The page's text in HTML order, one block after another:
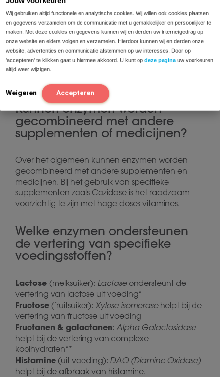
Wij gebruiken altijd functionele en analytische cookies. Wij willen ook cookies plaatsen
en gegevens verzamelen om de communicatie met u gemakkelijker en persoonlijker te
maken. Met deze cookies en gegevens kunnen wij en derden uw internetgedrag op
onze website en elders volgen en verzamelen. Hierdoor kunnen wij en derden onze
website, advertenties en communicatie afstemmen op uw interesses. Door op
'accepteren' te klikken gaat u hiermee akkoord. U kunt op deze pagina uw voorkeuren
altijd weer wijzigen.
Weigeren Accepteren
Kan je lichaam wennen aan
enzymen?
Het gebruik van spijsverteringsenzymen heeft
geen invloed op de eigen enzymproductie van
het lichaam. Je lichaam kan dus niet ‘wennen’
aan het gebruik van enzymen als supplement.
Kunnen enzymen worden
gecombineerd met andere
supplementen of medicijnen?
Over het algemeen kunnen enzymen worden
gecombineerd met andere supplementen en
medicijnen. Bij het gebruik van specifieke
supplementen zoals Cozidase is het raadzaam
voorzichtig te zijn met hoge doses vitamines.
Welke enzymen ondersteunen
de vertering van specifieke
voedingsstoffen?
Lactose (melksuiker): Lactaseondersteunt de
vertering van lactose uit voeding*
Fructose (fruitsuiker): Xylose isomerasehelpt bij de
vertering van fructose uit voeding
Fructanen & galactanen: Alpha Galactosidase
helpt bij de vertering van complexe
koolhydraten**
Histamine (uit voeding): DAO (Diamine Oxidase)
helpt bij de afbraak van histamine.